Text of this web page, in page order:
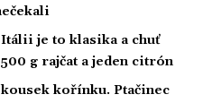
je to klasika a chuť
g rajčat a jeden citrón
kořínku. Ptačinec